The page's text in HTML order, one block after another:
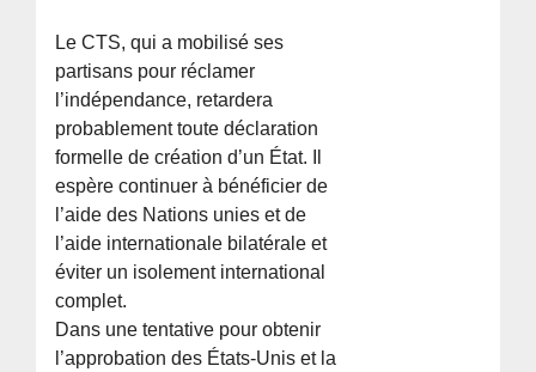
Le CTS, qui a mobilisé ses
partisans pour réclamer
l’indépendance, retardera
probablement toute déclaration
formelle de création d’un État. Il
espère continuer à bénéficier de
l’aide des Nations unies et de
l’aide internationale bilatérale et
éviter un isolement international
complet.
Dans une tentative pour obtenir
l’approbation des États-Unis et la